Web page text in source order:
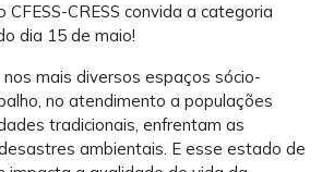
CFESS-CRESS convida a categoria
dia 15 de maio!
mais diversos espaços sócio-
no atendimento a populações
tradicionais, enfrentam as
ambientais. E esse estado de